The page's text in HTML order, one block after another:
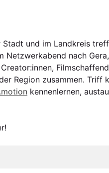
und im Landkreis
Netzwerkabend nach
Region zusammen. Triff
kennenlernen,